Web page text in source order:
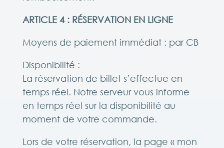
ARTICLE 4 : RÉSERVATION EN LIGNE
Moyens de paiement immédiat : par CB
Disponibilité :
La réservation de billet s’effectue en
temps réel. Notre serveur vous informe
en temps réel sur la disponibilité au
moment de votre commande.
Lors de votre réservation, la page « mon